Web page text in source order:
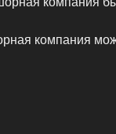
компания